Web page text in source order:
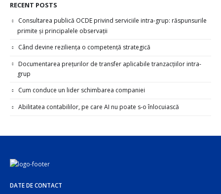
RECENT POSTS
Consultarea publică OCDE privind serviciile intra-grup: răspunsurile
primite și principalele observații
Când devine reziliența o competență strategică
Documentarea prețurilor de transfer aplicabile tranzacțiilor intra-
grup
Cum conduce un lider schimbarea companiei
Abilitatea contabililor, pe care AI nu poate s-o înlocuiască
DATE DE CONTACT